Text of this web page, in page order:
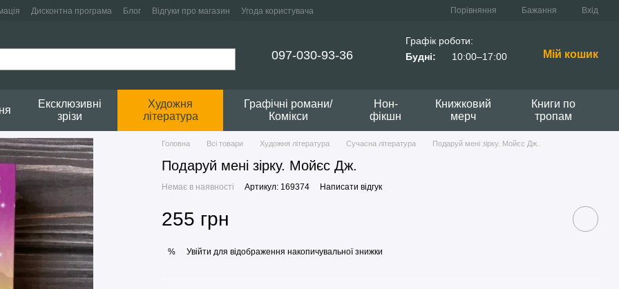
Дисконтна програма Блог Відгуки про магазин Угода користувача Порівняння Бажання Вхід
097-030-93-36
Графік роботи:
Будні:
10:00–17:00 Мій кошик
Ексклюзивні
зрізи
Художня
література
Графічні романи/
Комікси
Нон-
фікшн
Книжковий
мерч
Книги по
тропам
Головна Всі товари Художня література Сучасна література Подаруй мені зірку. Мойєс Дж.
Подаруй мені зірку. Мойєс Дж.
Немає в наявності Артикул: 169374 Написати відгук
255 грн
% Увійти для відображення накопичувальної знижки